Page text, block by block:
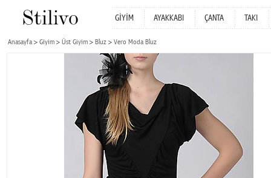
GİYİM AYAKKABI ÇANTA TAKI
Anasayfa Giyim Üst Giyim Bluz Vero Moda Bluz